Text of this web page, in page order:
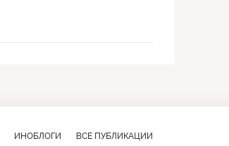
ИНОБЛОГИ ВСЕ ПУБЛИКАЦИИ